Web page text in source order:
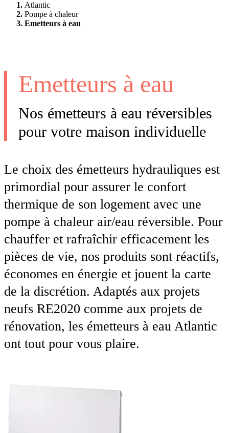
Atlantic
Pompe à chaleur
Emetteurs à eau
Emetteurs à eau
Nos émetteurs à eau réversibles
pour votre maison individuelle
Le choix des émetteurs hydrauliques est
primordial pour assurer le confort
thermique de son logement avec une
pompe à chaleur air/eau réversible. Pour
chauffer et rafraîchir efficacement les
pièces de vie, nos produits sont réactifs,
économes en énergie et jouent la carte
de la discrétion. Adaptés aux projets
neufs RE2020 comme aux projets de
rénovation, les émetteurs à eau Atlantic
ont tout pour vous plaire.